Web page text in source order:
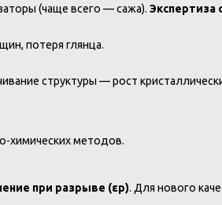
(чаще всего — сажа). Экспертиза
потеря глянца.
структуры — рост
химических методов.
при разрыве (εр). Для нового